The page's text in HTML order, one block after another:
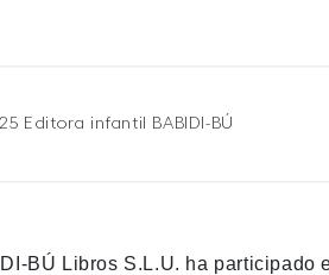
Editora infantil BABIDI-BÚ
BÚ Libros S.L.U. ha participado